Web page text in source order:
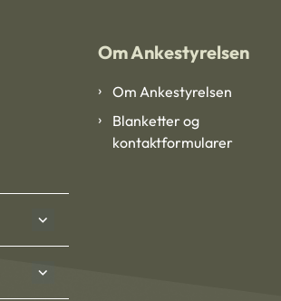
Om Ankestyrelsen
Om Ankestyrelsen
Blanketter og
kontaktformularer